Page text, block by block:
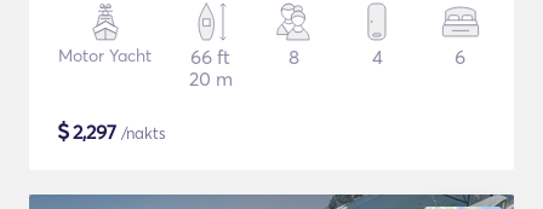
Motor Yacht
66 ft
20 m
8 4 6
$2,297 /nakts